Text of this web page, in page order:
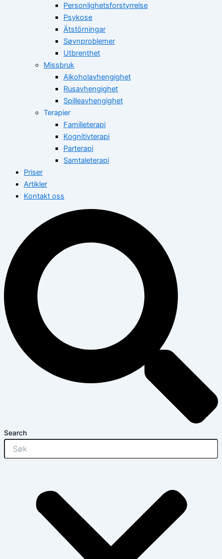
Personlighetsforstyrrelse
Psykose
Ätstörningar
Søvnproblemer
Utbrenthet
Missbruk
Alkoholavhengighet
Rusavhengighet
Spilleavhengighet
Terapier
Familieterapi
Kognitivterapi
Parterapi
Samtaleterapi
Priser
Artikler
Kontakt oss
Search